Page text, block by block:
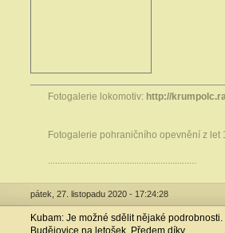
Fotogalerie lokomotiv: http://
Fotogalerie pohraničního opevnění z let
..............................................................
pátek, 27. listopadu 2020 - 17:24:28
Kubam: Je možné sdělit nějaké
Budějovice na letošek. Předem díky